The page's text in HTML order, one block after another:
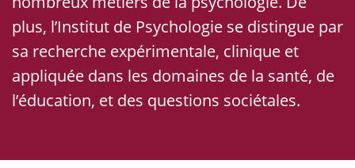
plus, l’Institut de Psychologie se distingue par
sa recherche expérimentale, clinique et
appliquée dans les domaines de la santé, de
l’éducation, et des questions sociétales.